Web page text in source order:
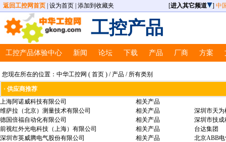
返回工控网首页 设为首页 添加到收藏夹 [进入其它频道 ] 中
工控产品
工控产品体验中心 新闻 论坛 下载 产品 厂商 方案
您现在所在的位置：中华工控网 ( 首页 ) / 产品 / 所有类别
· 供应商推荐
上海阿诺威科技有限公司
相关产品
维萨拉（北京）测量技术有限公司
相关产品
德国倍福自动化有限公司
相关产品
前视红外光电科技（上海）有限公司
相关产品
深圳市英威腾电气股份有限公司
相关产品
深圳市天
深圳市技
台达集团
北京ABB